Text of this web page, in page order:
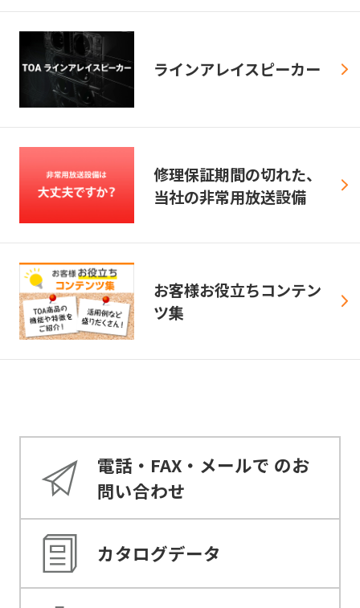
ラインアレイスピーカー
修理保証期間の切れた、
当社の非常用放送設備
お客様お役立ちコンテン
ツ集
電話・FAX・メールで のお
問い合わせ
カタログデータ